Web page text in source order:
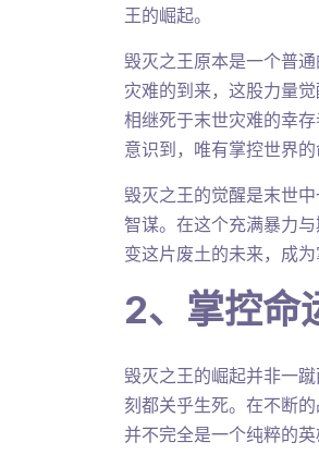
王的崛起。
毁灭之王原本是一个普
灾难的到来，这股力量
相继死于末世灾难的幸
意识到，唯有掌控世界
毁灭之王的觉醒是末世
智谋。在这个充满暴力
变这片废土的未来，成为
2、掌控命
毁灭之王的崛起并非一
刻都关乎生死。在不断
并不完全是一个纯粹的